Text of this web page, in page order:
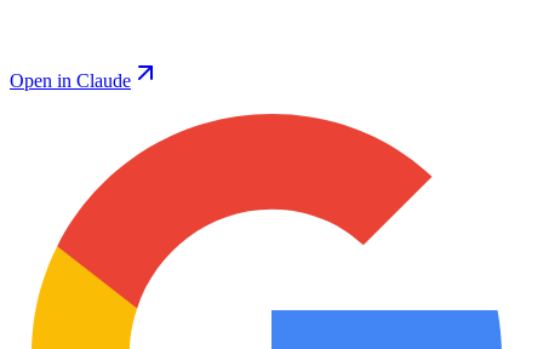
Open in Claude